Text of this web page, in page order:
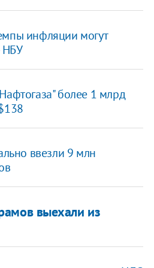
инфляции могут
НБУ
более 1 млрд
ввезли 9 млн
выехали из